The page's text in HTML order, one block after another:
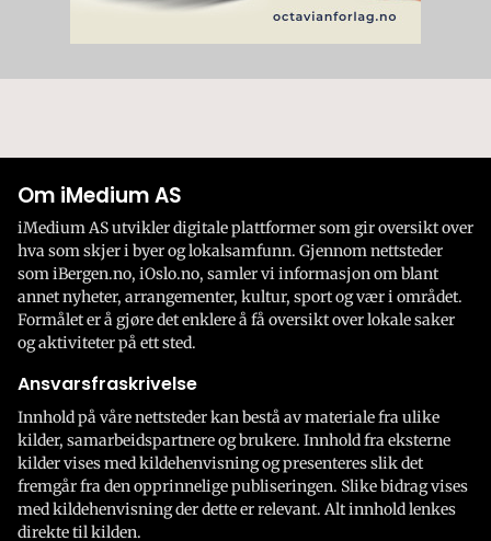
Om iMedium AS
iMedium AS utvikler digitale plattformer som gir oversikt over
hva som skjer i byer og lokalsamfunn. Gjennom nettsteder
som iBergen.no, iOslo.no, samler vi informasjon om blant
annet nyheter, arrangementer, kultur, sport og vær i området.
Formålet er å gjøre det enklere å få oversikt over lokale saker
og aktiviteter på ett sted.
Ansvarsfraskrivelse
Innhold på våre nettsteder kan bestå av materiale fra ulike
kilder, samarbeidspartnere og brukere. Innhold fra eksterne
kilder vises med kildehenvisning og presenteres slik det
fremgår fra den opprinnelige publiseringen. Slike bidrag vises
med kildehenvisning der dette er relevant. Alt innhold lenkes
direkte til kilden.